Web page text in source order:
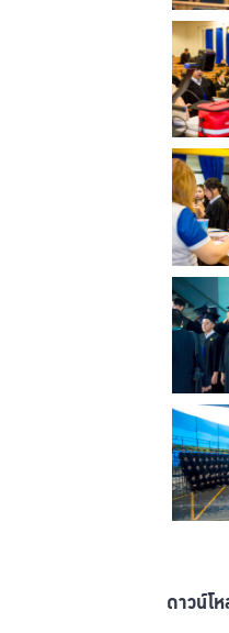
ดาวน์โ